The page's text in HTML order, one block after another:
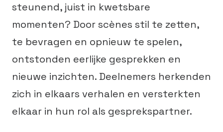
steunend, juist in kwetsbare
momenten? Door scènes stil te zetten,
te bevragen en opnieuw te spelen,
ontstonden eerlijke gesprekken en
nieuwe inzichten. Deelnemers herkenden
zich in elkaars verhalen en versterkten
elkaar in hun rol als gesprekspartner.